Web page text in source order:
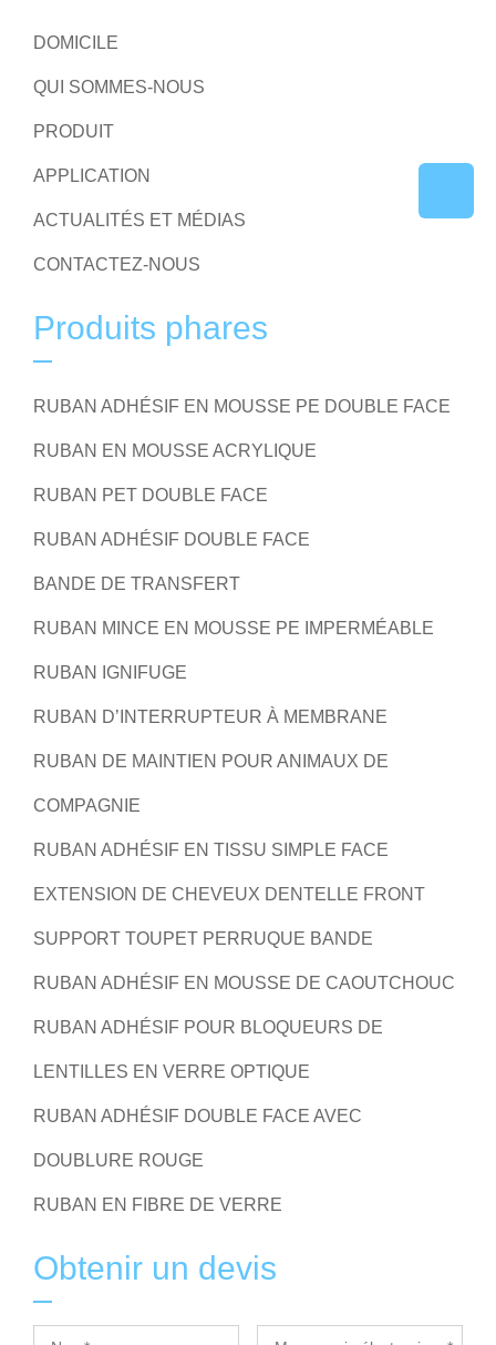
DOMICILE
QUI SOMMES-NOUS
PRODUIT
APPLICATION
ACTUALITÉS ET MÉDIAS
CONTACTEZ-NOUS
Produits phares
RUBAN ADHÉSIF EN MOUSSE PE DOUBLE FACE
RUBAN EN MOUSSE ACRYLIQUE
RUBAN PET DOUBLE FACE
RUBAN ADHÉSIF DOUBLE FACE
BANDE DE TRANSFERT
RUBAN MINCE EN MOUSSE PE IMPERMÉABLE
RUBAN IGNIFUGE
RUBAN D’INTERRUPTEUR À MEMBRANE
RUBAN DE MAINTIEN POUR ANIMAUX DE
COMPAGNIE
RUBAN ADHÉSIF EN TISSU SIMPLE FACE
EXTENSION DE CHEVEUX DENTELLE FRONT
SUPPORT TOUPET PERRUQUE BANDE
RUBAN ADHÉSIF EN MOUSSE DE CAOUTCHOUC
RUBAN ADHÉSIF POUR BLOQUEURS DE
LENTILLES EN VERRE OPTIQUE
RUBAN ADHÉSIF DOUBLE FACE AVEC
DOUBLURE ROUGE
RUBAN EN FIBRE DE VERRE
Obtenir un devis